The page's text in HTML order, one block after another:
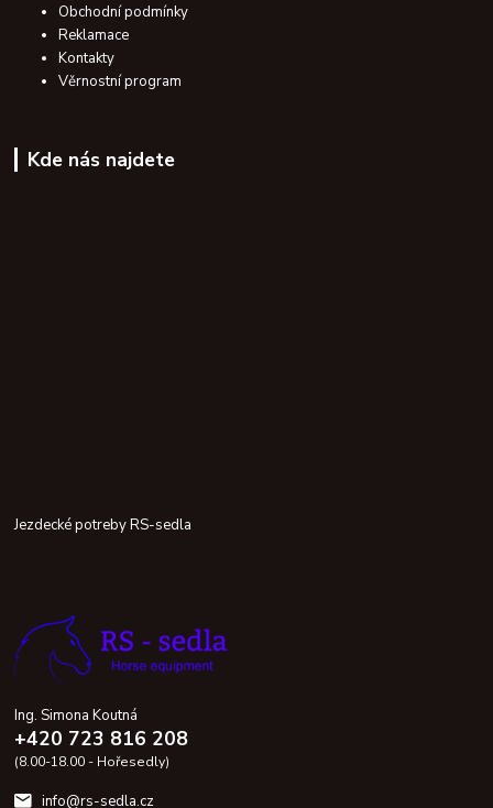
Obchodní podmínky
Reklamace
Kontakty
Věrnostní program
Kde nás najdete
Jezdecké potreby RS-sedla
Ing. Simona Koutná
+420 723 816 208
(8.00-18.00 - Hořesedly)
info@rs-sedla.cz